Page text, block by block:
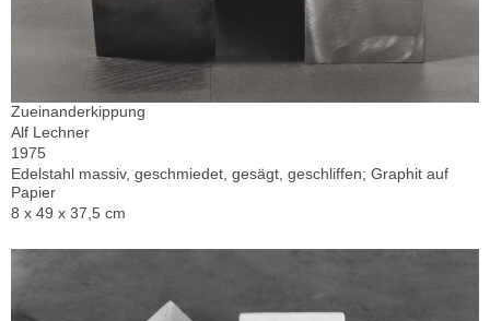
Zueinanderkippung
Alf Lechner
1975
Edelstahl massiv, geschmiedet, gesägt, geschliffen; Graphit auf
Papier
8 x 49 x 37,5 cm